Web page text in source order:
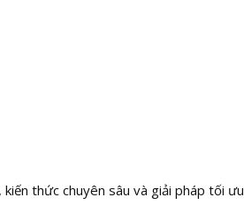
thức chuyên sâu và giải pháp tối ưu